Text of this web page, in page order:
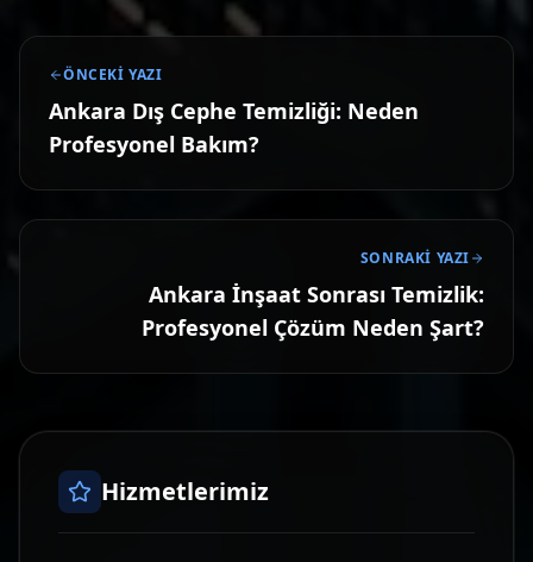
ÖNCEKI YAZI
Ankara Dış Cephe Temizliği: Neden
Profesyonel Bakım?
SONRAKI YAZI
Ankara İnşaat Sonrası Temizlik:
Profesyonel Çözüm Neden Şart?
Hizmetlerimiz